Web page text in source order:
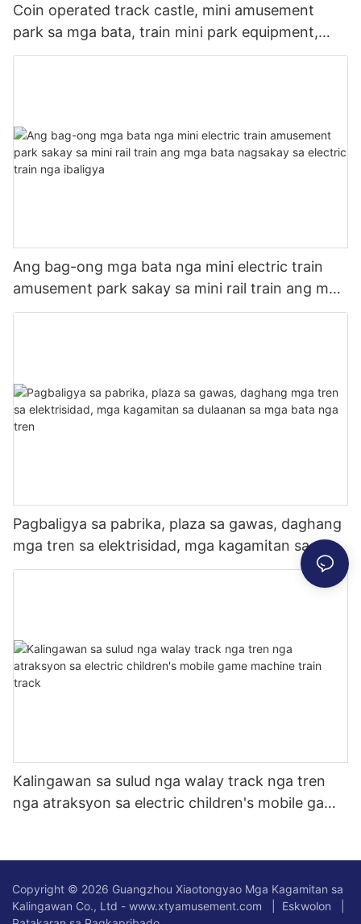
Coin operated track castle, mini amusement
park sa mga bata, train mini park equipment,
fiberglass indoor park, indoor amusement park
Ang bag-ong mga bata nga mini electric train
amusement park sakay sa mini rail train ang mga
bata nagsakay sa electric train nga ibaligya
Pagbaligya sa pabrika, plaza sa gawas, daghang
mga tren sa elektrisidad, mga kagamitan sa
dulaanan sa mga bata nga tren
Kalingawan sa sulud nga walay track nga tren
nga atraksyon sa electric children's mobile game
Copyright © 2026 Guangzhou Xiaotongyao Mga Kagamitan sa
Kalingawan Co., Ltd - www.xtyamusement.com |
Eskwolon